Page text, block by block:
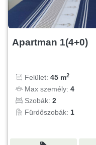
Apartman 1(4+0)
Felület: 45 m2
Max személy: 4
Szobák: 2
Fürdőszobák: 1